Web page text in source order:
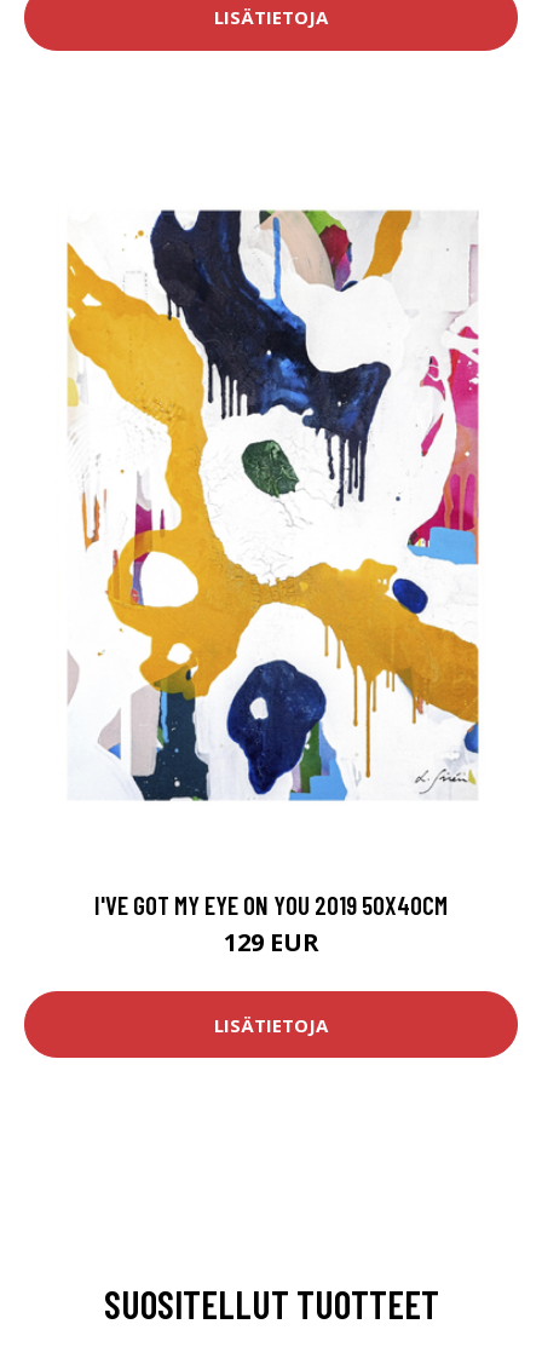
LISÄTIETOJA
I'VE GOT MY EYE ON YOU 2019 50X40CM
129 EUR
LISÄTIETOJA
SUOSITELLUT TUOTTEET